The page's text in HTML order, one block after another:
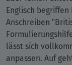
Englisch
Anschreiben
lässt sich
anpassen. Auf